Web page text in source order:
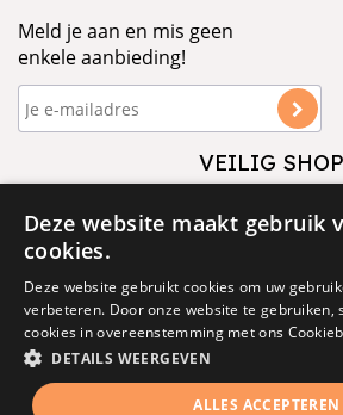
Meld je aan en mis geen
enkele aanbieding!
VEILIG
Deze website maakt gebruik
cookies.
Deze website gebruikt cookies om uw
verbeteren. Door onze website te gebruiken,
cookies in overeenstemming met ons
DETAILS WEERGEVEN
ALLES ACCEPTEREN